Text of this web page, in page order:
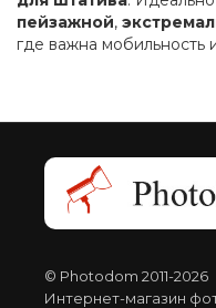
пейзажной,
где важна мобильность
© Photodom 2011-2026
Интернет-магазин